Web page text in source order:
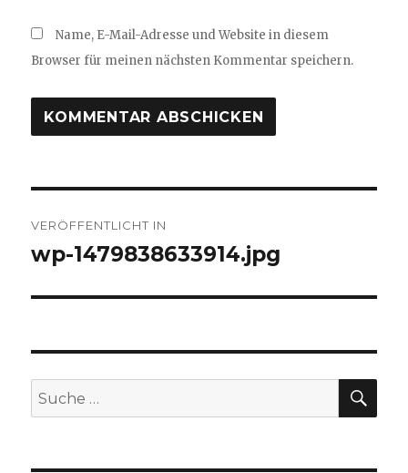
Name, E-Mail-Adresse und Website in diesem
Browser für meinen nächsten Kommentar speichern.
VERÖFFENTLICHT IN
wp-1479838633914.jpg
Suche
nach: